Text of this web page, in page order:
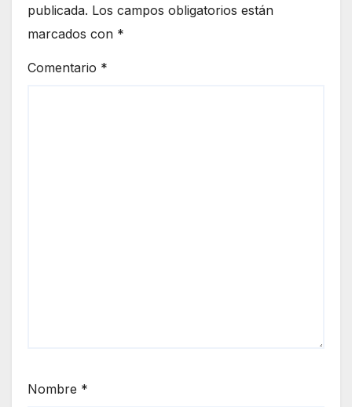
publicada. Los campos obligatorios están
marcados con *
Comentario *
Nombre *